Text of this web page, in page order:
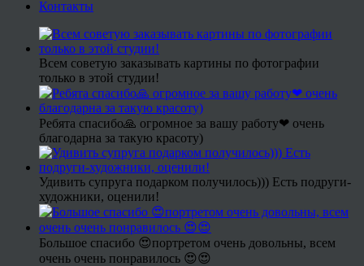
Контакты
Всем советую заказывать картины по фотографии
только в этой студии!
Ребята спасибо🙏 огромное за вашу работу❤ очень
благодарна за такую красоту)
Удивить супруга подарком получилось))) Есть подруги-
художники, оценили!
Большое спасибо 😍портретом очень довольны, всем
очень очень понравилось 😍😍